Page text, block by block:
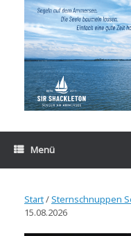
springen
Menü
Start/Sternschnuppen
15.08.2026